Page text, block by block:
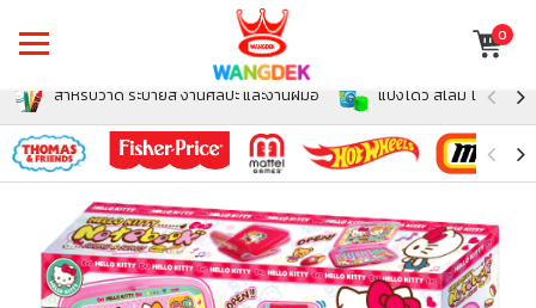
0
สำหรับวาด ระบายสี งานศิลปะ และงานฝีมือ แป้งโดว์ สไลม์ โฟม สำห